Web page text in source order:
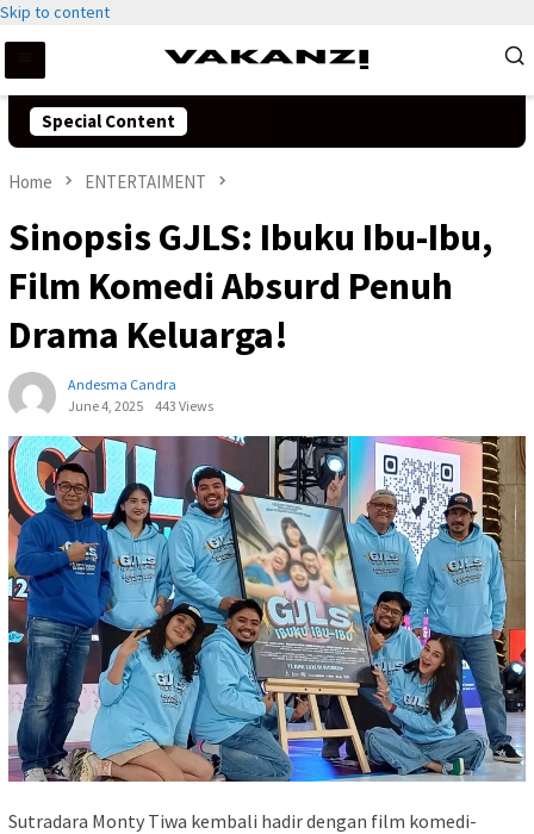
Skip to content
Special Content
Home ENTERTAIMENT
Sinopsis GJLS: Ibuku Ibu-Ibu,
Film Komedi Absurd Penuh
Drama Keluarga!
Andesma Candra
June 4, 2025
443 Views
Sutradara Monty Tiwa kembali hadir dengan film komedi-